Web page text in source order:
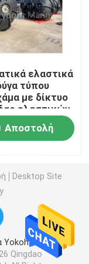
ελαστικά
τύπου
με δίκτυο
ελαστικών
Αποστολή
Desktop Site
Yokohama
Qingdao